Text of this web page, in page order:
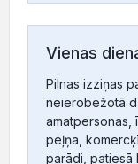
Vienas
Pilnas izziņas
neierobežotā
amatpersonas,
peļņa,
parādi, patiesā